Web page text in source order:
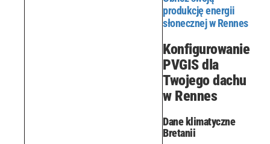
produkcję energii
słonecznej w Rennes
Konfigurowanie
PVGIS dla
Twojego dachu
w Rennes
Dane klimatyczne
Bretanii